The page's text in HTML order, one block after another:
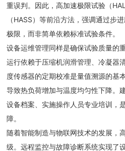
重误判。因此，高加速极限试验（
（HASS）等前沿方法，强调通过步
极限，而非简单依赖标准试验条件。
设备运维管理同样是确保试验质量的
运行依赖于压缩机润滑管理、冷凝器
度传感器的定期校准是量值溯源的基
导致热负荷增加与温度均匀性下降。
设备档案、实施操作人员专业培训，
障。
随着智能制造与物联网技术的发展，
级。远程监控与故障诊断系统实现了